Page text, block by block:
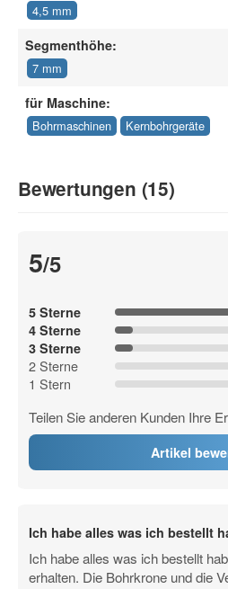
4,5 mm
Segmenthöhe:
7 mm
für Maschine:
Bohrmaschinen Kernbohrgeräte
Bewertungen (15)
5/5
5 Sterne
4 Sterne
3 Sterne
2 Sterne
1 Stern
Teilen Sie anderen Kunden Ihre
Artikel
Ich habe alles was ich bestellt
Ich habe alles was ich bestellt
erhalten. Die Bohrkrone und die